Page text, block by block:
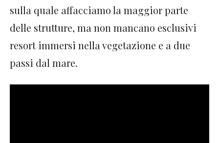
sulla quale affacciamo la maggior parte
delle strutture, ma non mancano esclusivi
resort immersi nella vegetazione e a due
passi dal mare.